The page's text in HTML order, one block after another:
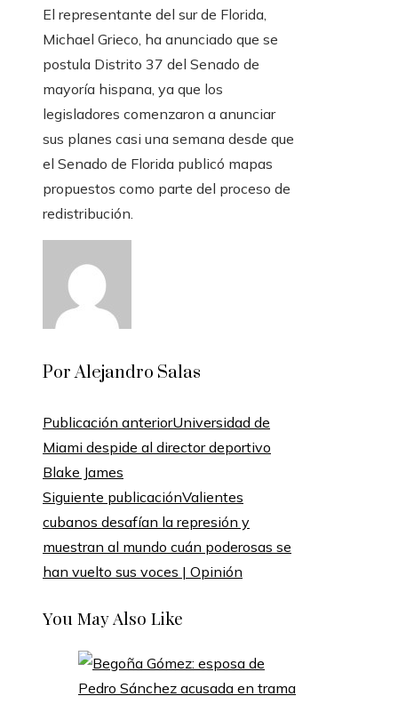
El representante del sur de Florida,
Michael Grieco, ha anunciado que se
postula Distrito 37 del Senado de
mayoría hispana, ya que los
legisladores comenzaron a anunciar
sus planes casi una semana desde que
el Senado de Florida publicó mapas
propuestos como parte del proceso de
redistribución.
Por Alejandro Salas
Publicación anteriorUniversidad de
Miami despide al director deportivo
Blake James
Siguiente publicaciónValientes
cubanos desafían la represión y
muestran al mundo cuán poderosas se
han vuelto sus voces | Opinión
You May Also Like